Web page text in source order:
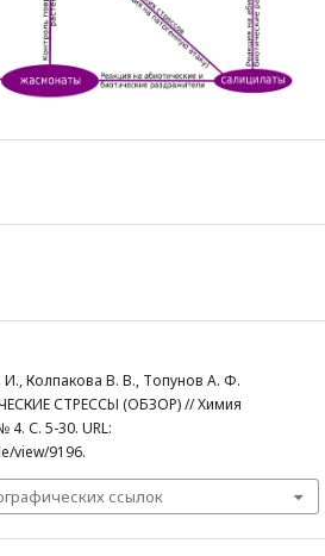
Колпакова В. В., Топунов А. Ф.
СТРЕССЫ (ОБЗОР) // Химия
4. С. 5-30. URL:
view/9196.
ссылок